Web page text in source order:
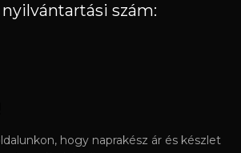
szám:
hogy naprakész ár és készlet